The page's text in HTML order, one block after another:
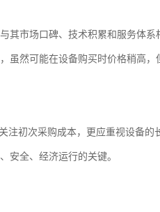
其市场口碑、技术积累和服务体系
虽然可能在设备购买时价格稍高
注初次采购成本，更应重视设备的
安全、经济运行的关键。